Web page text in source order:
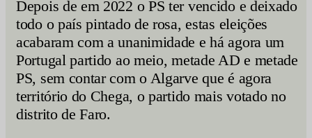
Depois de em 2022 o PS ter vencido e deixado
todo o país pintado de rosa, estas eleições
acabaram com a unanimidade e há agora um
Portugal partido ao meio, metade AD e metade
PS, sem contar com o Algarve que é agora
território do Chega, o partido mais votado no
distrito de Faro.